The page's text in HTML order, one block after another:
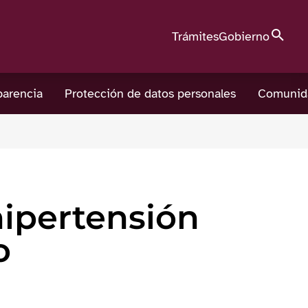
TrámitesGobierno
Protección de datos personales